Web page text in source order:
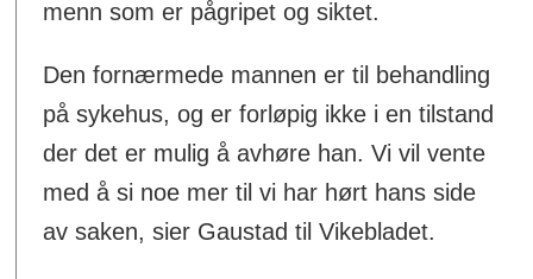
menn som er pågripet og siktet.
Den fornærmede mannen er til behandling
på sykehus, og er forløpig ikke i en tilstand
der det er mulig å avhøre han. Vi vil vente
med å si noe mer til vi har hørt hans side
av saken, sier Gaustad til Vikebladet.